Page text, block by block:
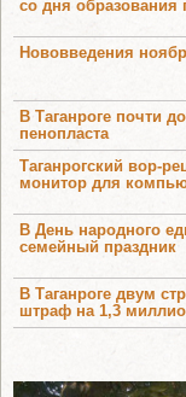
со дня образования
Нововведения
В Таганроге почти
пенопласта
Таганрогский вор-
монитор для
В День народного
семейный праздник
В Таганроге двум
штраф на 1,3